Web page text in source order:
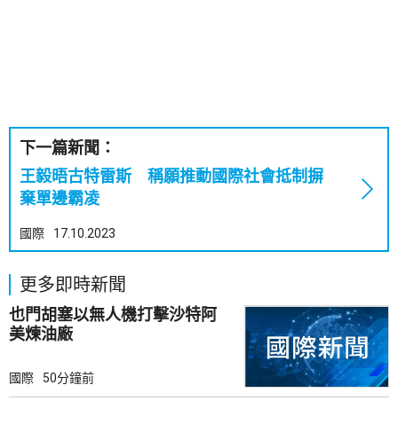
下一篇新聞：
王毅晤古特雷斯 稱願推動國際社會抵制摒
棄單邊霸凌
國際 17.10.2023
更多即時新聞
也門胡塞以無人機打擊沙特阿
美煉油廠
國際 50分鐘前